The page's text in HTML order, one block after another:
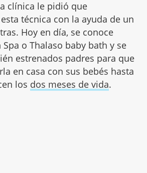
clínica le pidió que
técnica con la ayuda de un
Hoy en día, se conoce
o Thalaso baby bath y se
estrenados padres para que
en casa con sus bebés hasta
los dos meses de vida.